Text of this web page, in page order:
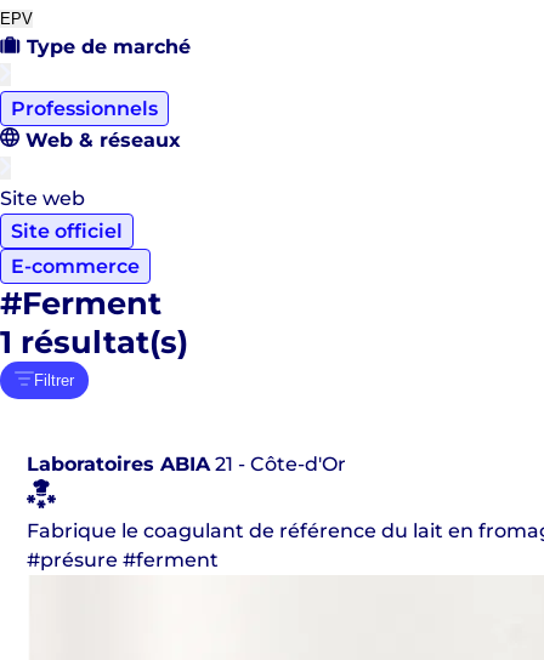
EPV
Type de marché
Professionnels
Web & réseaux
Site web
Site officiel
E-commerce
#Ferment
1 résultat(s)
Filtrer
Laboratoires ABIA 21 - Côte-d'Or
Fabrique le coagulant de référence du lait en
#présure #ferment